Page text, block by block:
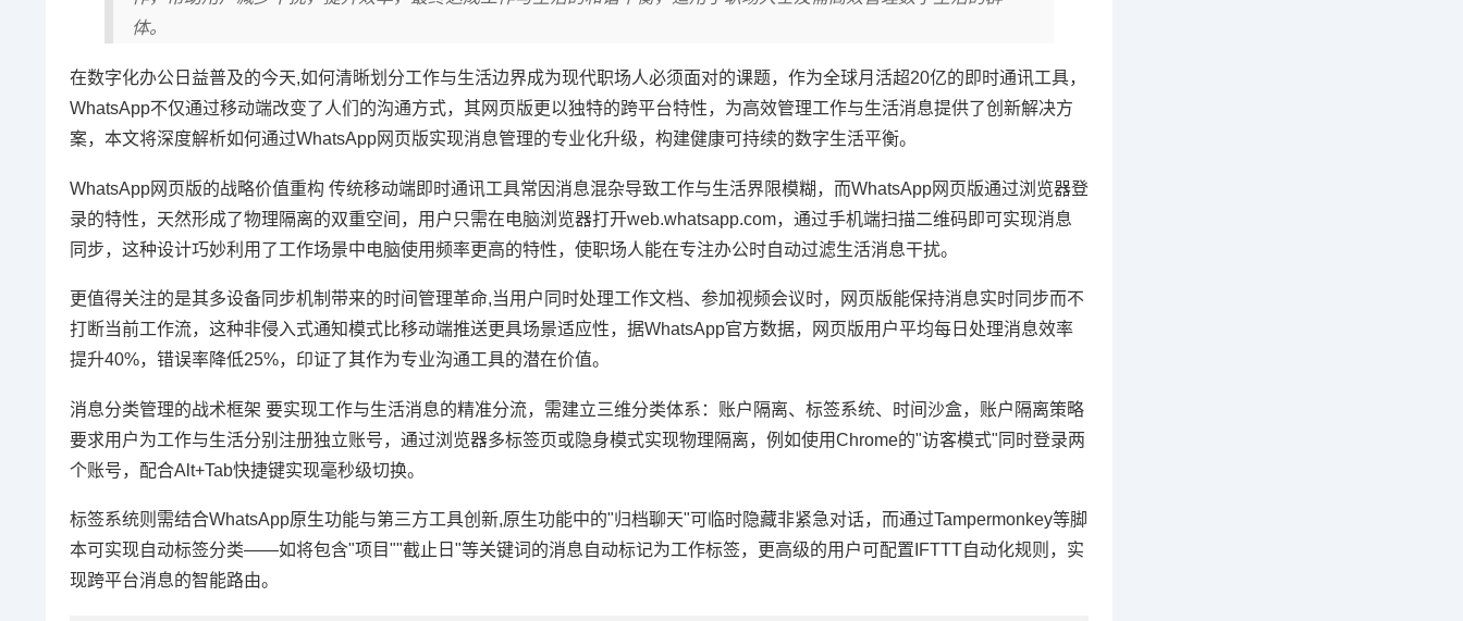
体。
在数字化办公日益普及的今天,如何清晰划分工作与生活边界成为现代职场人必须面对的课题，作为全球月活超20亿的即时通讯工具，
WhatsApp不仅通过移动端改变了人们的沟通方式，其网页版更以独特的跨平台特性，为高效管理工作与生活消息提供了创新解决方
案，本文将深度解析如何通过WhatsApp网页版实现消息管理的专业化升级，构建健康可持续的数字生活平衡。
WhatsApp网页版的战略价值重构 传统移动端即时通讯工具常因消息混杂导致工作与生活界限模糊，而WhatsApp网页版通过浏览器登
录的特性，天然形成了物理隔离的双重空间，用户只需在电脑浏览器打开web.whatsapp.com，通过手机端扫描二维码即可实现消息
同步，这种设计巧妙利用了工作场景中电脑使用频率更高的特性，使职场人能在专注办公时自动过滤生活消息干扰。
更值得关注的是其多设备同步机制带来的时间管理革命,当用户同时处理工作文档、参加视频会议时，网页版能保持消息实时同步而不
打断当前工作流，这种非侵入式通知模式比移动端推送更具场景适应性，据WhatsApp官方数据，网页版用户平均每日处理消息效率
提升40%，错误率降低25%，印证了其作为专业沟通工具的潜在价值。
消息分类管理的战术框架 要实现工作与生活消息的精准分流，需建立三维分类体系：账户隔离、标签系统、时间沙盒，账户隔离策略
要求用户为工作与生活分别注册独立账号，通过浏览器多标签页或隐身模式实现物理隔离，例如使用Chrome的"访客模式"同时登录两
个账号，配合Alt+Tab快捷键实现毫秒级切换。
标签系统则需结合WhatsApp原生功能与第三方工具创新,原生功能中的"归档聊天"可临时隐藏非紧急对话，而通过Tampermonkey等脚
本可实现自动标签分类——如将包含"项目""截止日"等关键词的消息自动标记为工作标签，更高级的用户可配置IFTTT自动化规则，实
现跨平台消息的智能路由。